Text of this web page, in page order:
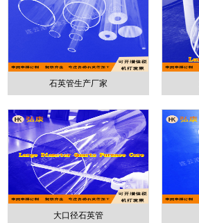
石英管生产厂家
大口径石英管